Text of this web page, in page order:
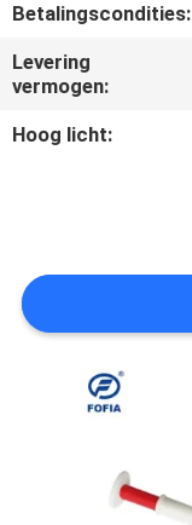
VERZOEK
OM EEN
PRIVACY
POLICY
Betalingscondities:
Levering
vermogen:
Hoog licht: